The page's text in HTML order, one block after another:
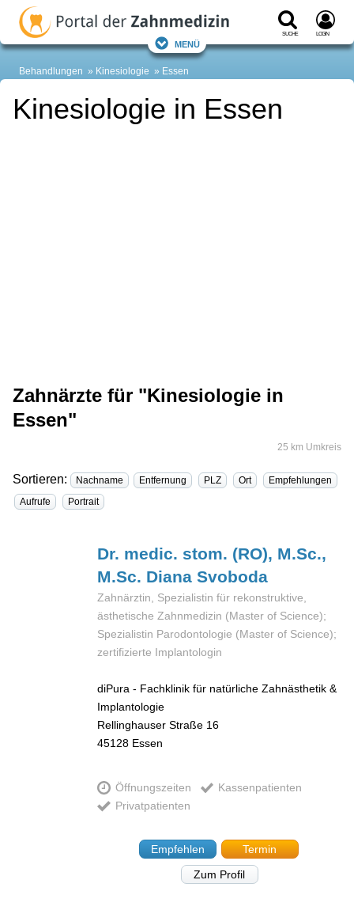
Suche Login
Menü
Behandlungen Kinesiologie Essen
Kinesiologie in Essen
Zahnärzte für "Kinesiologie in
Essen"
25 km Umkreis
Sortieren: Nachname Entfernung PLZ Ort
Empfehlungen
Aufrufe
Portrait
Dr. medic. stom. (RO), M.Sc.,
M.Sc. DianaSvoboda
Zahnärztin, Spezialistin für rekonstruktive,
ästhetische Zahnmedizin (Master of Science);
Spezialistin Parodontologie (Master of Science);
zertifizierte Implantologin
diPura - Fachklinik für natürliche Zahnästhetik &
Implantologie
Rellinghauser Straße 16
45128 Essen
Öffnungszeiten
Kassenpatienten
Privatpatienten
Empfehlen
Termin
Zum Profil